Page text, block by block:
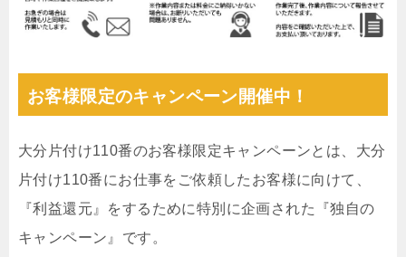
お客様限定のキャンペーン開催中！
大分片付け110番のお客様限定キャンペーンとは、大分
片付け110番にお仕事をご依頼したお客様に向けて、
『利益還元』をするために特別に企画された『独自の
キャンペーン』です。